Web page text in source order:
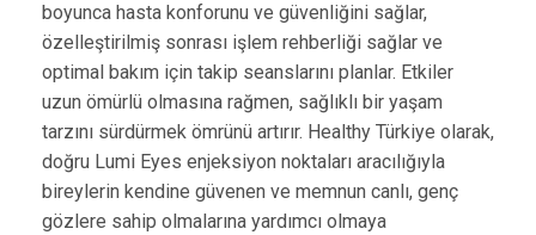
boyunca hasta konforunu ve güvenliğini sağlar,
özelleştirilmiş sonrası işlem rehberliği sağlar ve
optimal bakım için takip seanslarını planlar. Etkiler
uzun ömürlü olmasına rağmen, sağlıklı bir yaşam
tarzını sürdürmek ömrünü artırır. Healthy Türkiye olarak,
doğru Lumi Eyes enjeksiyon noktaları aracılığıyla
bireylerin kendine güvenen ve memnun canlı, genç
gözlere sahip olmalarına yardımcı olmaya